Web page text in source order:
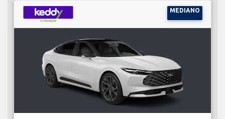
MEDIANO